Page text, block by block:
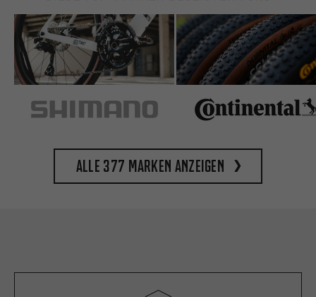
Alle 377 Marken anzeigen